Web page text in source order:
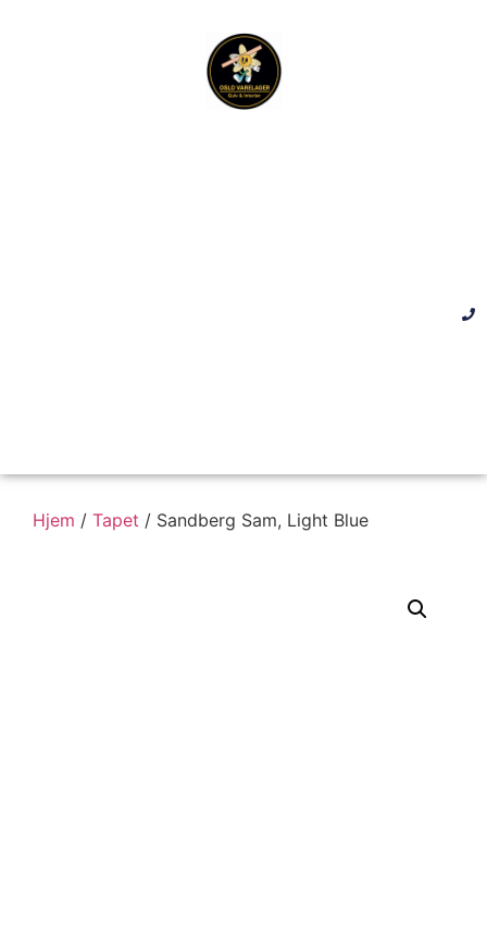
Hjem / Tapet / Sandberg Sam, Light Blue